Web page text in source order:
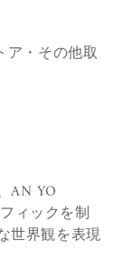
ア・その他取
AN YO
ィックを制
世界観を表現